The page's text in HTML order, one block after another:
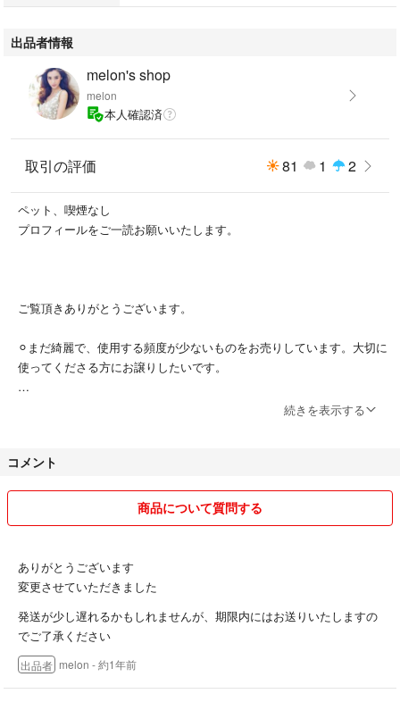
出品者情報
melon's shop
melon
本人確認済
取引の評価 81 1 2
ペット、喫煙なし
プロフィールをご一読お願いいたします。
ご覧頂きありがとうございます。
⚪︎まだ綺麗で、使用する頻度が少ないものをお売りしています。大切に
使ってくださる方にお譲りしたいです。
⚪︎丁寧に検品させていただきますが、中古品、素人保管であることをご
⚪︎すり替え防止の為、返品不可とさせていただきます。
⚪︎気になる点がございましたら購入前にご質問をお願いいたします。購
入後のクレームは一切受け付けておりません。
⚪︎箱に傷がある場合がございますがご了承ください。
場合、突然削除する可能性がありますがご了承下さい。
⚪︎気になる点がございましたらお気軽にコメントお待ちしております。
続きを表示する
コメント
商品について質問する
ありがとうございます
変更させていただきました
発送が少し遅れるかもしれませんが、期限内にはお送りいたしますの
でご了承ください
出品者 melon - 約1年前